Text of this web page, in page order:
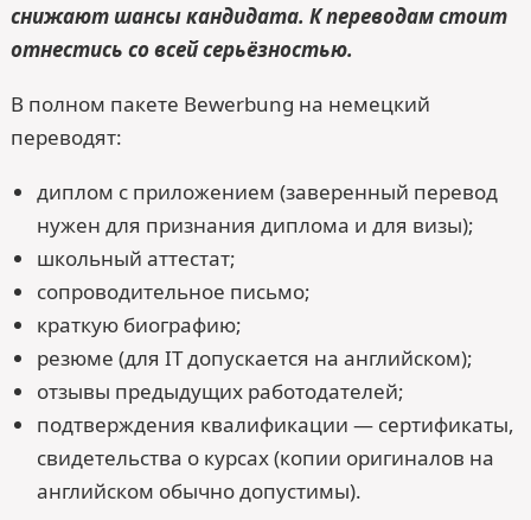
снижают шансы кандидата. К переводам стоит
отнестись со всей серьёзностью.
В полном пакете Bewerbung на немецкий
переводят:
диплом с приложением (заверенный перевод
нужен для признания диплома и для визы);
школьный аттестат;
сопроводительное письмо;
краткую биографию;
резюме (для IT допускается на английском);
отзывы предыдущих работодателей;
подтверждения квалификации — сертификаты,
свидетельства о курсах (копии оригиналов на
английском обычно допустимы).